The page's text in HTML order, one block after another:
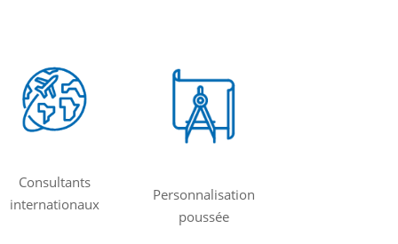
Consultants
internationaux
Personnalisation
poussée